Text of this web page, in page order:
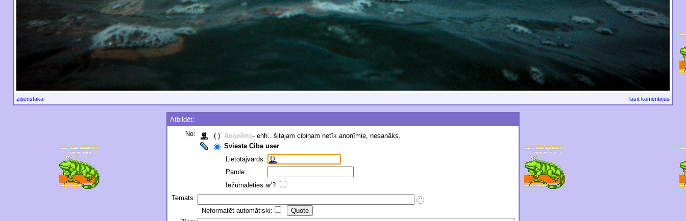
zibenstaka lasīt komentiņus
Atbildēt:
No:
( ) Anonīms- ehh.. šitajam cibiņam netīk anonīmie, nesanāks.
Sviesta Ciba user
Lietotājvārds:
Parole:
Iežurnalēties ar'?
Temats:
Neformatēt automātiski: